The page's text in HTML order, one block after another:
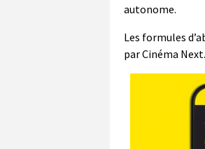
autonome.
Les formules
par Cinéma Next.